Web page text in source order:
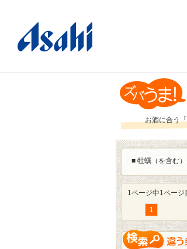
お酒に合う
■ 牡蠣（を含む）
1ページ中1ページ
1